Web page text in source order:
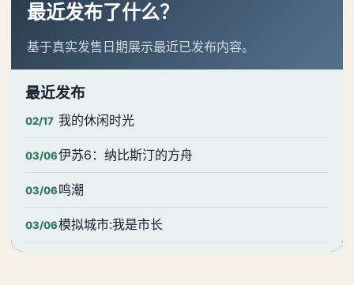
最近发布了什么？
基于真实发售日期展示最近已发布内容。
最近发布
02/17 我的休闲时光
03/06伊苏6：纳比斯汀的方舟
03/06鸣潮
03/06模拟城市:我是市长